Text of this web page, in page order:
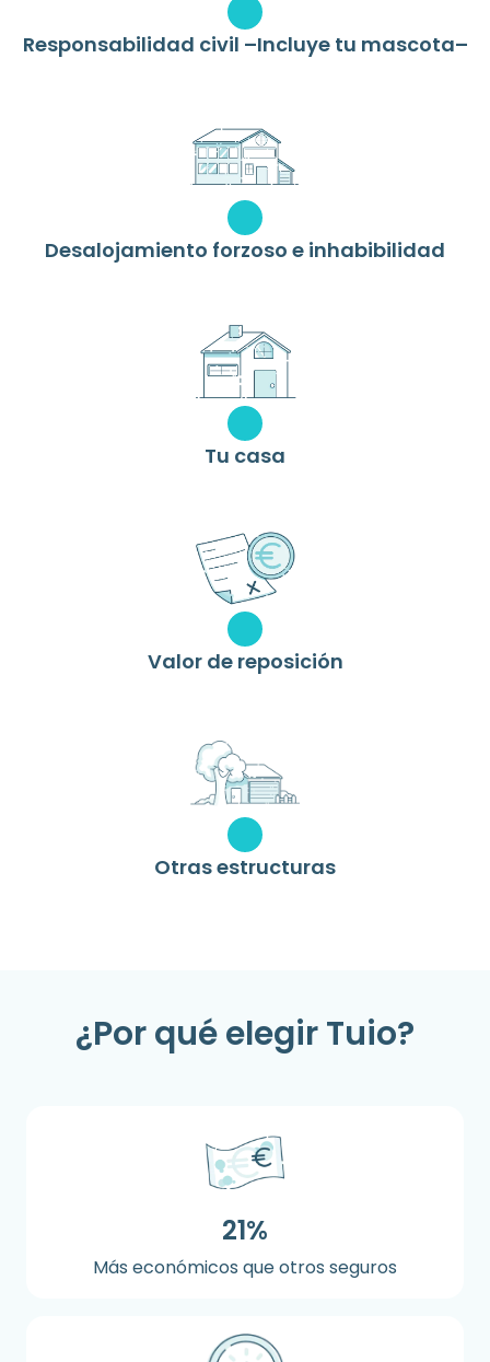
Responsabilidad civil –Incluye tu mascota–
Desalojamiento forzoso e inhabibilidad
Tu casa
Valor de reposición
Otras estructuras
¿Por qué elegir Tuio?
21%
Más económicos que otros seguros